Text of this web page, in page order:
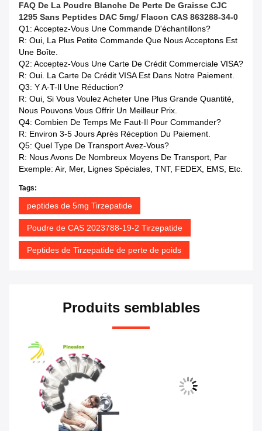
FAQ De La Poudre Blanche De Perte De Graisse CJC
1295 Sans Peptides DAC 5mg/ Flacon CAS 863288-34-0
Q1: Acceptez-Vous Une Commande D'échantillons?
R: Oui, La Plus Petite Commande Que Nous Acceptons Est
Une Boîte.
Q2: Acceptez-Vous Une Carte De Crédit Commerciale VISA?
R: Oui. La Carte De Crédit VISA Est Dans Notre Paiement.
Q3: Y A-T-Il Une Réduction?
R: Oui, Si Vous Voulez Acheter Une Plus Grande Quantité,
Nous Pouvons Vous Offrir Un Meilleur Prix.
Q4: Combien De Temps Me Faut-Il Pour Commander?
R: Environ 3-5 Jours Après Réception Du Paiement.
Q5: Quel Type De Transport Avez-Vous?
R: Nous Avons De Nombreux Moyens De Transport, Par
Exemple: Air, Mer, Lignes Spéciales, TNT, FEDEX, EMS, Etc.
Tags:
peptides de 5mg Tirzepatide
Poudre de CAS 2023788-19-2 Tirzepatide
Peptides de Tirzepatide de perte de poids
Produits semblables